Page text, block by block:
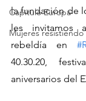
Capítulo Europa
Mujeres
la fundación de
les invitamos
rebeldía en
40.30.20,
aniversarios del